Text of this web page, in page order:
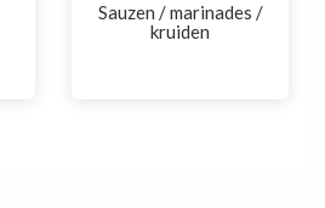
Sauzen / marinades /
kruiden